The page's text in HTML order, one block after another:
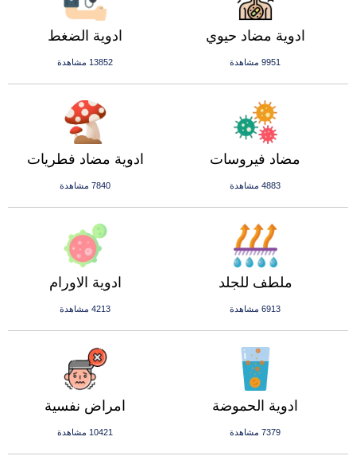
ادوية الضغط
13852 مشاهدة
ادوية مضاد حيوي
9951 مشاهدة
ادوية مضاد فطريات
7840 مشاهدة
مضاد فيروسات
4883 مشاهدة
ادوية الاورام
4213 مشاهدة
ملطف للجلد
6913 مشاهدة
امراض نفسية
10421 مشاهدة
ادوية الحموضة
7379 مشاهدة